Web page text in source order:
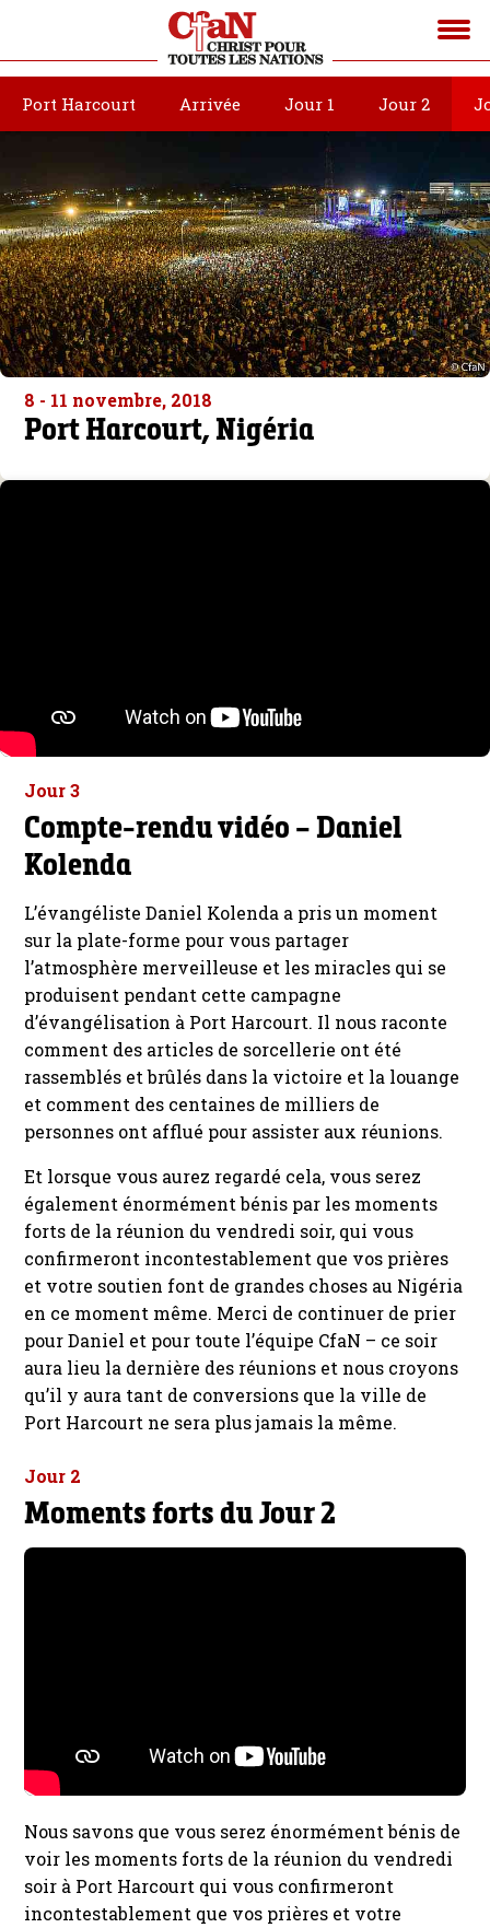
Port Harcourt Arrivée Jour 1 Jour 2
8 - 11 novembre, 2018
Port Harcourt, Nigéria
Jour 3
Compte-rendu vidéo – Daniel
Kolenda
L’évangéliste Daniel Kolenda a pris un moment
sur la plate-forme pour vous partager
l’atmosphère merveilleuse et les miracles qui se
produisent pendant cette campagne
d’évangélisation à Port Harcourt. Il nous raconte
comment des articles de sorcellerie ont été
rassemblés et brûlés dans la victoire et la louange
et comment des centaines de milliers de
personnes ont afflué pour assister aux réunions.
Et lorsque vous aurez regardé cela, vous serez
également énormément bénis par les moments
forts de la réunion du vendredi soir, qui vous
confirmeront incontestablement que vos prières
et votre soutien font de grandes choses au Nigéria
en ce moment même. Merci de continuer de prier
pour Daniel et pour toute l’équipe CfaN – ce soir
aura lieu la dernière des réunions et nous croyons
qu’il y aura tant de conversions que la ville de
Port Harcourt ne sera plus jamais la même.
Jour 2
Moments forts du Jour 2
Nous savons que vous serez énormément bénis de
voir les moments forts de la réunion du vendredi
soir à Port Harcourt qui vous confirmeront
incontestablement que vos prières et votre